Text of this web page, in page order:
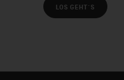
LOS GEHT´S